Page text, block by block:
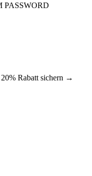
PASSWORD
Rabatt sichern →